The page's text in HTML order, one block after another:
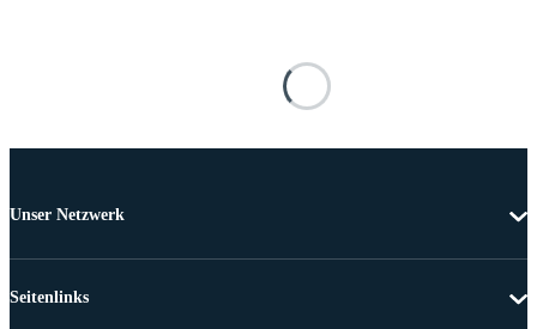
Unser Netzwerk
Seitenlinks